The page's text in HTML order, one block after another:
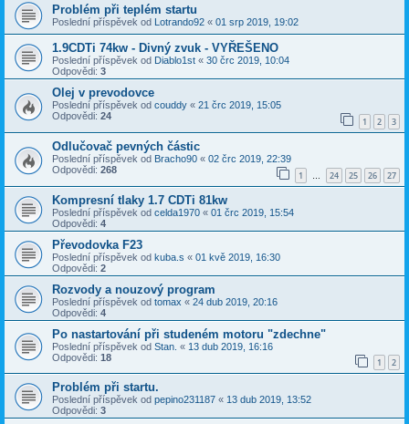
Problém při teplém startu
Poslední příspěvek od Lotrando92 « 01 srp 2019, 19:02
1.9CDTi 74kw - Divný zvuk - VYŘEŠENO
Poslední příspěvek od Diablo1st « 30 črc 2019, 10:04
Odpovědi: 3
Olej v prevodovce
Poslední příspěvek od couddy « 21 črc 2019, 15:05
Odpovědi: 24 1 2 3
Odlučovač pevných částic
Poslední příspěvek od Bracho90 « 02 črc 2019, 22:39
Odpovědi: 268 1 … 24 25 26 27
Kompresní tlaky 1.7 CDTi 81kw
Poslední příspěvek od celda1970 « 01 črc 2019, 15:54
Odpovědi: 4
Převodovka F23
Poslední příspěvek od kuba.s « 01 kvě 2019, 16:30
Odpovědi: 2
Rozvody a nouzový program
Poslední příspěvek od tomax « 24 dub 2019, 20:16
Odpovědi: 4
Po nastartování při studeném motoru "zdechne"
Poslední příspěvek od Stan. « 13 dub 2019, 16:16
Odpovědi: 18 1 2
Problém při startu.
Poslední příspěvek od pepino231187 « 13 dub 2019, 13:52
Odpovědi: 3